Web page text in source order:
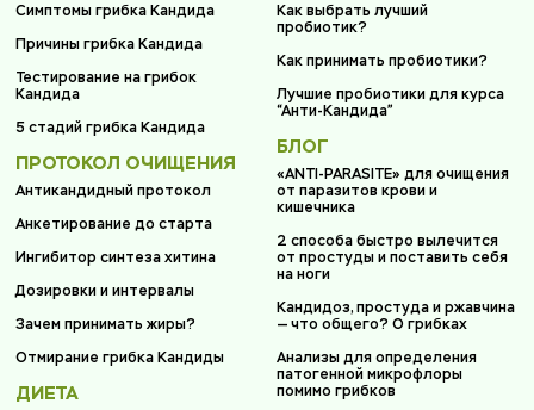
Симптомы грибка Кандида
Причины грибка Кандида
Тестирование на грибок
Кандида
5 стадий грибка Кандида
ПРОТОКОЛ ОЧИЩЕНИЯ
Антикандидный протокол
Анкетирование до старта
Ингибитор синтеза хитина
Дозировки и интервалы
Зачем принимать жиры?
Отмирание грибка Кандиды
ДИЕТА
Как выбрать лучший
пробиотик?
Как принимать пробиотики?
Лучшие пробиотики для курса
“Анти-Кандида”
БЛОГ
«ANTI-PARASITE» для очищения
от паразитов крови и
кишечника
2 способа быстро вылечится
от простуды и поставить себя
на ноги
Кандидоз, простуда и ржавчина
— что общего? О грибках
Анализы для определения
патогенной микрофлоры
помимо грибков